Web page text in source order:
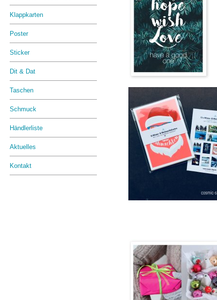
Klappkarten
Poster
Sticker
Dit & Dat
Taschen
Schmuck
Händlerliste
Aktuelles
Kontakt